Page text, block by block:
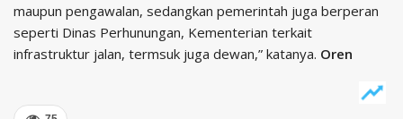
maupun pengawalan, sedangkan pemerintah juga berperan
seperti Dinas Perhunungan, Kementerian terkait
infrastruktur jalan, termsuk juga dewan,” katanya. Oren